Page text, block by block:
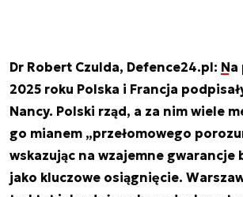
Dr Robert Czulda, Defence24.pl: Na
2025 roku Polska i Francja
Nancy. Polski rząd, a za nim wiele
go mianem „przełomowego
wskazując na wzajemne gwarancje
jako kluczowe osiągnięcie.